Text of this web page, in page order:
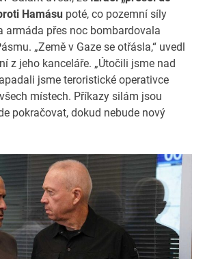
Hamásu poté, co pozemní síly
armáda přes noc bombardovala
„Země v Gaze se otřásla,“ uvedl
z jeho kanceláře. „Útočili jsme nad
jsme teroristické operativce
místech. Příkazy silám jsou
pokračovat, dokud nebude nový